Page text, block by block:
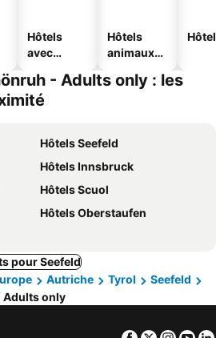
Hôtels
avec
Hôtels
animaux
- Adults only : les
Hôtels Seefeld
Hôtels Innsbruck
Hôtels Scuol
Hôtels Oberstaufen
pour Seefeld
Autriche Tyrol
Seefeld
Adults only